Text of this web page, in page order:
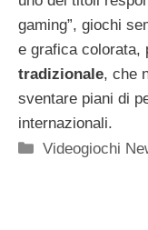
gaming”, giochi
e grafica colorata,
tradizionale, che
sventare piani di
internazionali.
Categorie
Videogiochi